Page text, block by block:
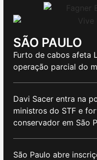
SÃO PAULO
Furto de cabos afeta
operação parcial do
Davi Sacer entra na
ministros do STF e
conservador em São
São Paulo abre